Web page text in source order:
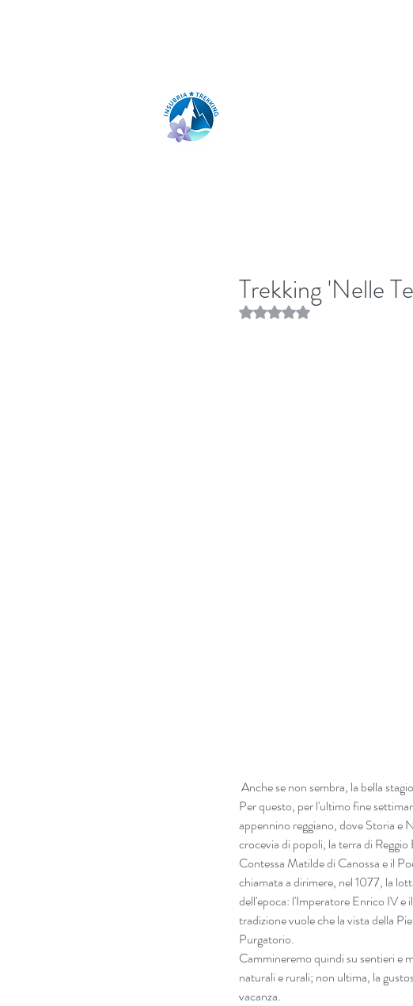
Trekking 'Nelle
Rated NaN out of 5 stars.
Anche se non sembra, la bella
Per questo, per l'ultimo fine
appennino reggiano, dove Storia e
crocevia di popoli, la terra di
Contessa Matilde di Canossa e il
chiamata a dirimere, nel 1077, la
dell'epoca: l'Imperatore Enrico IV e
tradizione vuole che la vista della
Purgatorio.
Cammineremo quindi su sentieri e
naturali e rurali; non ultima, la
vacanza.